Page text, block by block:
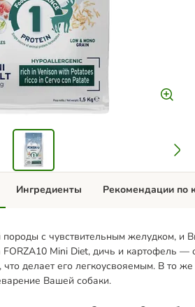
породы с чувствительным желудком,
FORZA10 Mini Diet, дичь и картофель
, что делает его легкоусвояемым. В то
Вашей собаки.
Ингредиенты Рекомендации по